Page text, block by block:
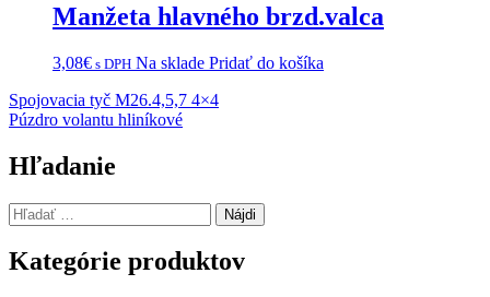
Manžeta hlavného brzd.valca
3,08€ s DPH Na sklade Pridať do košíka
Navigácia
v
článku
Spojovacia tyč M26.4,5,7 4×4
Púzdro volantu hliníkové
Hľadanie
Hľadať:
Kategórie produktov